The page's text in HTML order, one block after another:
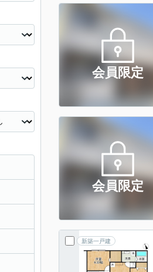
会員限定
会員限定
新築一戸建